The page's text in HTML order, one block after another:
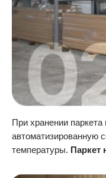
При хранении
автоматизированную
температуры. Паркет